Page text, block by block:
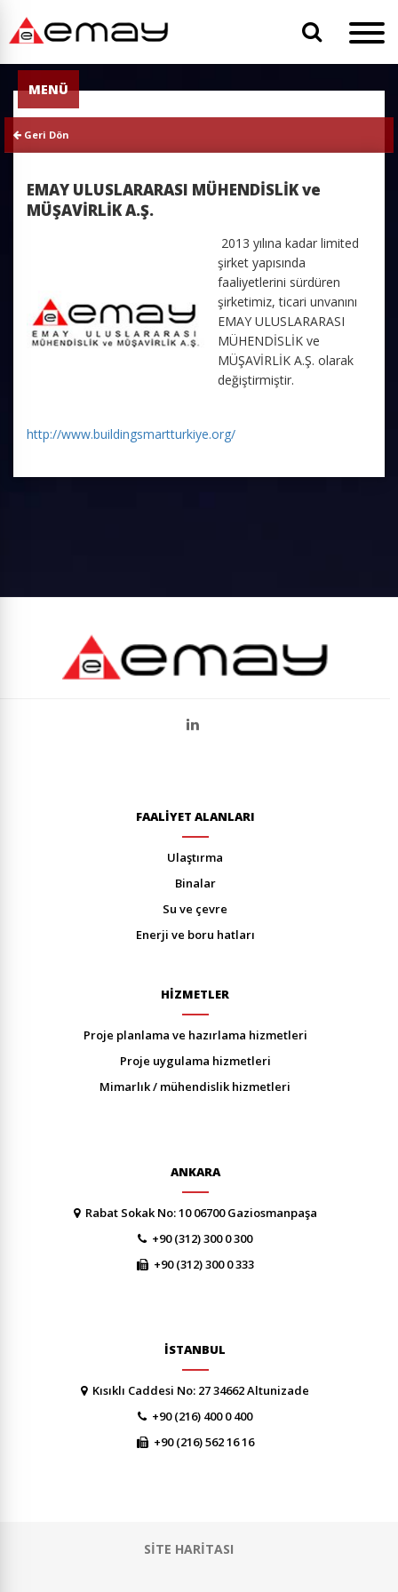
MENÜ
Geri Dön
EMAY ULUSLARARASI MÜHENDİSLİK ve
MÜŞAVİRLİK A.Ş.
2013 yılına kadar limited
şirket yapısında
faaliyetlerini sürdüren
şirketimiz, ticari unvanını
EMAY ULUSLARARASI
MÜHENDİSLİK ve
MÜŞAVİRLİK A.Ş. olarak
değiştirmiştir.
http://www.buildingsmartturkiye.org/
FAALİYET ALANLARI
ulaştirma
bi̇nalar
su ve çevre
enerji̇ ve boru hatlari
HİZMETLER
proje planlama ve hazirlama hi̇zmetleri̇
proje uygulama hi̇zmetleri̇
mi̇marlik / mühendi̇sli̇k hi̇zmetleri̇
ANKARA
Rabat Sokak No: 10 06700 Gaziosmanpaşa
+90 (312) 300 0 300
+90 (312) 300 0 333
İSTANBUL
Kısıklı Caddesi No: 27 34662 Altunizade
+90 (216) 400 0 400
+90 (216) 562 16 16
SİTE HARİTASI